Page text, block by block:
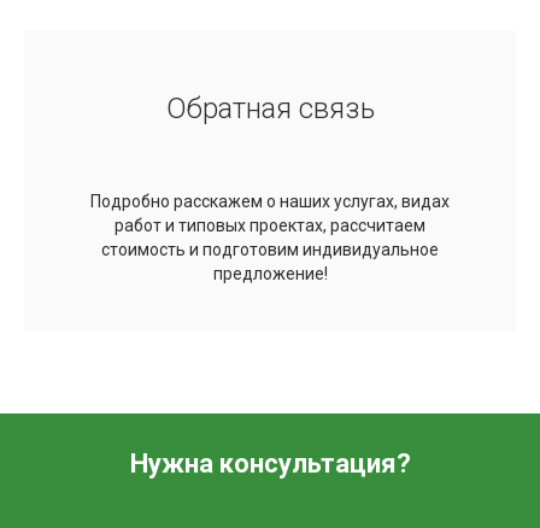
Обратная связь
Подробно расскажем о наших услугах, видах
работ и типовых проектах, рассчитаем
стоимость и подготовим индивидуальное
предложение!
Нужна консультация?